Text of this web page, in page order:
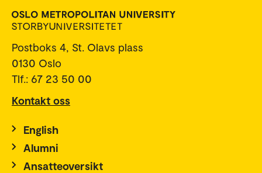
Postboks 4, St. Olavs plass
0130 Oslo
Tlf.: 67 23 50 00
Kontakt oss
English
Alumni
Ansatteoversikt